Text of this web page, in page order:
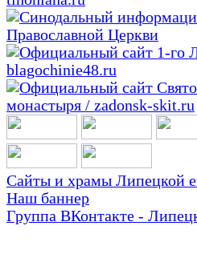
Сайты и храмы Липецкой
Наш баннер
Группа ВКонтакте -